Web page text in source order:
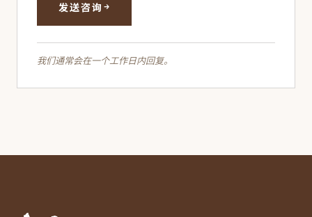
发送咨询 →
我们通常会在一个工作日内回复。